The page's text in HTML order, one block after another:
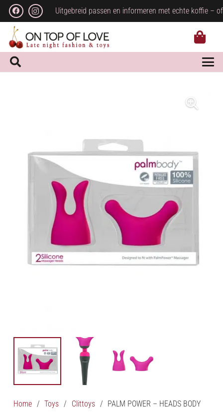
Uitgebreid passen en informeren met echte koffie –
Home / Toys / Clittoys / PALM POWER – HEADS BODY